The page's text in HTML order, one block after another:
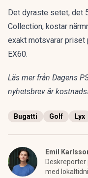
Det dyraste setet, det
Collection, kostar
exakt motsvarar priset
EX60.
Läs mer från Dagens
nyhetsbrev är
Bugatti Golf Lyx
Emil
med